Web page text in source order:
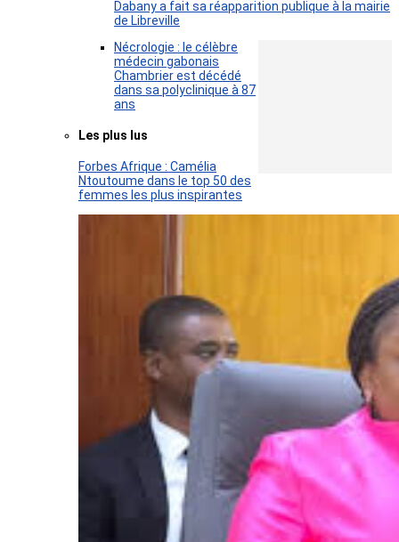
Dabany a fait sa réapparition publique à la mairie
de Libreville
Nécrologie : le célèbre
médecin gabonais
Chambrier est décédé
dans sa polyclinique à 87
ans
Les plus lus
Forbes Afrique : Camélia
Ntoutoume dans le top 50 des
femmes les plus inspirantes